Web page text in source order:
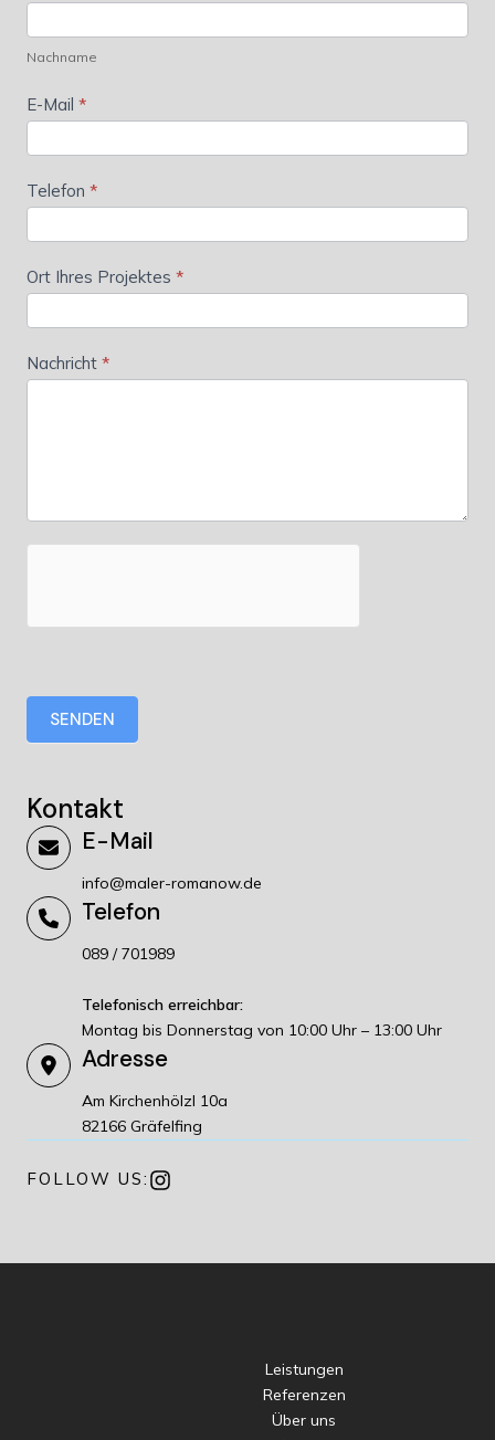
Nachname
E-Mail *
Telefon *
Ort Ihres Projektes *
Nachricht *
SENDEN
Kontakt
E-Mail
info@maler-romanow.de
Telefon
089 / 701989
Telefonisch erreichbar:
Montag bis Donnerstag von 10:00 Uhr – 13:00 Uhr
Adresse
Am Kirchenhölzl 10a
82166 Gräfelfing
FOLLOW US:
Leistungen
Referenzen
Über uns